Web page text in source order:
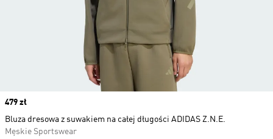
Price
479 zł
Bluza dresowa z suwakiem na całej długości ADIDAS Z.N.E.
Męskie Sportswear